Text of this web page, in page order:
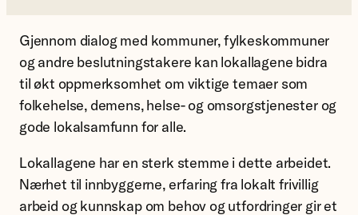
Gjennom dialog med kommuner, fylkeskommuner
og andre beslutningstakere kan lokallagene bidra
til økt oppmerksomhet om viktige temaer som
folkehelse, demens, helse- og omsorgstjenester og
gode lokalsamfunn for alle.
Lokallagene har en sterk stemme i dette arbeidet.
Nærhet til innbyggerne, erfaring fra lokalt frivillig
arbeid og kunnskap om behov og utfordringer gir et